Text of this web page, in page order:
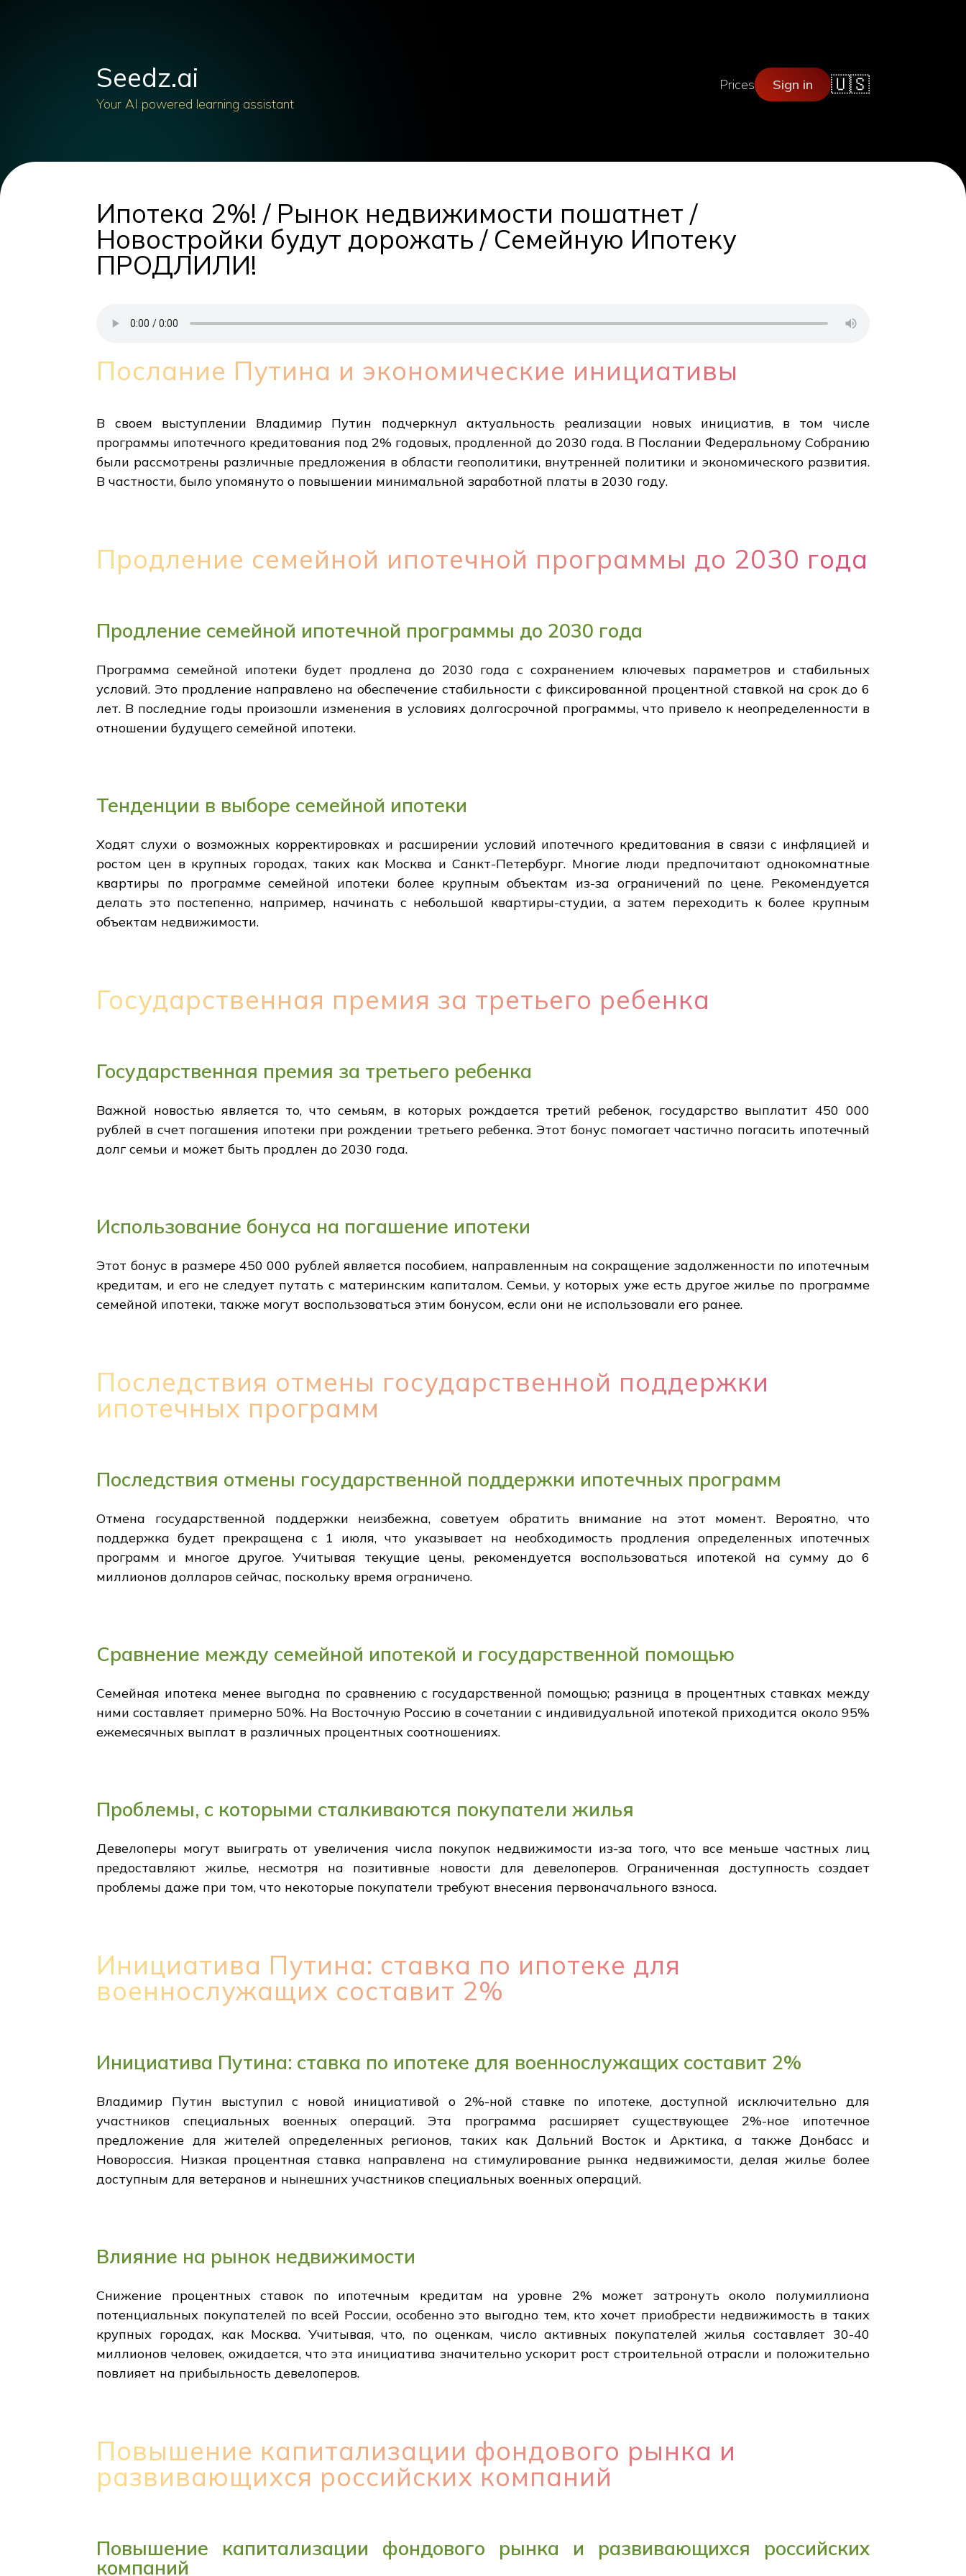
Seedz.ai
Your AI powered learning assistant
Prices Sign in 🇺🇸
Ипотека 2%! / Рынок недвижимости пошатнет /
Новостройки будут дорожать / Семейную Ипотеку
ПРОДЛИЛИ!
Послание Путина и экономические инициативы
В своем выступлении Владимир Путин подчеркнул актуальность реализации новых инициатив, в том числе
программы ипотечного кредитования под 2% годовых, продленной до 2030 года. В Послании Федеральному Собранию
были рассмотрены различные предложения в области геополитики, внутренней политики и экономического развития.
В частности, было упомянуто о повышении минимальной заработной платы в 2030 году.
Продление семейной ипотечной программы до 2030 года
Продление семейной ипотечной программы до 2030 года
Программа семейной ипотеки будет продлена до 2030 года с сохранением ключевых параметров и стабильных
условий. Это продление направлено на обеспечение стабильности с фиксированной процентной ставкой на срок до 6
лет. В последние годы произошли изменения в условиях долгосрочной программы, что привело к неопределенности в
отношении будущего семейной ипотеки.
Тенденции в выборе семейной ипотеки
Ходят слухи о возможных корректировках и расширении условий ипотечного кредитования в связи с инфляцией и
ростом цен в крупных городах, таких как Москва и Санкт-Петербург. Многие люди предпочитают однокомнатные
квартиры по программе семейной ипотеки более крупным объектам из-за ограничений по цене. Рекомендуется
делать это постепенно, например, начинать с небольшой квартиры-студии, а затем переходить к более крупным
объектам недвижимости.
Государственная премия за третьего ребенка
Государственная премия за третьего ребенка
Важной новостью является то, что семьям, в которых рождается третий ребенок, государство выплатит 450 000
рублей в счет погашения ипотеки при рождении третьего ребенка. Этот бонус помогает частично погасить ипотечный
долг семьи и может быть продлен до 2030 года.
Использование бонуса на погашение ипотеки
Этот бонус в размере 450 000 рублей является пособием, направленным на сокращение задолженности по ипотечным
кредитам, и его не следует путать с материнским капиталом. Семьи, у которых уже есть другое жилье по программе
семейной ипотеки, также могут воспользоваться этим бонусом, если они не использовали его ранее.
Последствия отмены государственной поддержки
ипотечных программ
Последствия отмены государственной поддержки ипотечных программ
Отмена государственной поддержки неизбежна, советуем обратить внимание на этот момент. Вероятно, что
поддержка будет прекращена с 1 июля, что указывает на необходимость продления определенных ипотечных
программ и многое другое. Учитывая текущие цены, рекомендуется воспользоваться ипотекой на сумму до 6
миллионов долларов сейчас, поскольку время ограничено.
Сравнение между семейной ипотекой и государственной помощью
Семейная ипотека менее выгодна по сравнению с государственной помощью; разница в процентных ставках между
ними составляет примерно 50%. На Восточную Россию в сочетании с индивидуальной ипотекой приходится около 95%
ежемесячных выплат в различных процентных соотношениях.
Проблемы, с которыми сталкиваются покупатели жилья
Девелоперы могут выиграть от увеличения числа покупок недвижимости из-за того, что все меньше частных лиц
предоставляют жилье, несмотря на позитивные новости для девелоперов. Ограниченная доступность создает
проблемы даже при том, что некоторые покупатели требуют внесения первоначального взноса.
Инициатива Путина: ставка по ипотеке для
военнослужащих составит 2%
Инициатива Путина: ставка по ипотеке для военнослужащих составит 2%
Владимир Путин выступил с новой инициативой о 2%-ной ставке по ипотеке, доступной исключительно для
участников специальных военных операций. Эта программа расширяет существующее 2%-ное ипотечное
предложение для жителей определенных регионов, таких как Дальний Восток и Арктика, а также Донбасс и
Новороссия. Низкая процентная ставка направлена на стимулирование рынка недвижимости, делая жилье более
доступным для ветеранов и нынешних участников специальных военных операций.
Влияние на рынок недвижимости
Снижение процентных ставок по ипотечным кредитам на уровне 2% может затронуть около полумиллиона
потенциальных покупателей по всей России, особенно это выгодно тем, кто хочет приобрести недвижимость в таких
крупных городах, как Москва. Учитывая, что, по оценкам, число активных покупателей жилья составляет 30-40
миллионов человек, ожидается, что эта инициатива значительно ускорит рост строительной отрасли и положительно
повлияет на прибыльность девелоперов.
Повышение капитализации фондового рынка и
развивающихся российских компаний
Повышение капитализации фондового рынка и развивающихся российских
компаний